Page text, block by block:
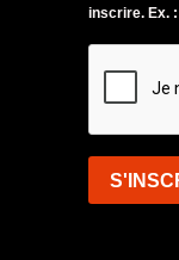
inscrire. Ex.